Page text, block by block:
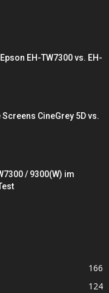
EH-TW7300 vs. EH-
CineGrey 5D vs.
/ 9300(W) im
166
124